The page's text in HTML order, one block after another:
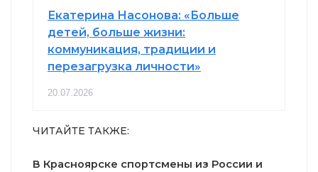
Екатерина Насонова: «Больше
детей, больше жизни:
коммуникация, традиции и
перезагрузка личности»
20.07.2026
ЧИТАЙТЕ ТАКЖЕ:
В Красноярске спортсмены из России и